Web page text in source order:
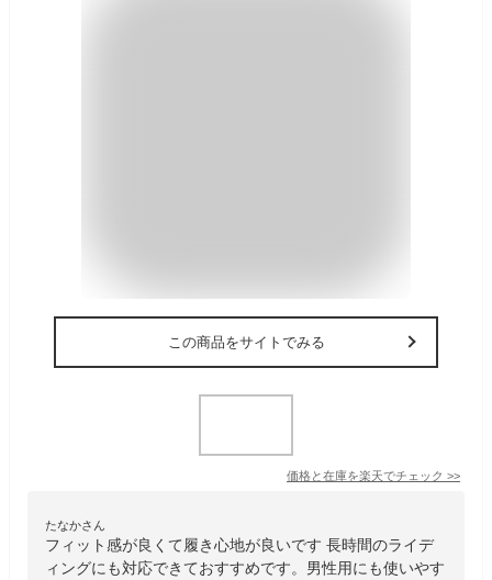
この商品をサイトでみる
価格と在庫を楽天でチェック >>
たなかさん
フィット感が良くて履き心地が良いです 長時間のライデ
ィングにも対応できておすすめです。男性用にも使いやす